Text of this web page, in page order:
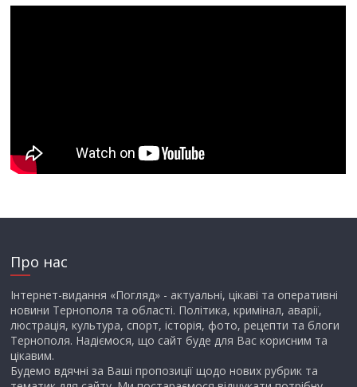
Про нас
Інтернет-видання «Погляд» - актуальні, цікаві та оперативні
новини Тернополя та області. Політика, кримінал, аварії,
люстрація, культура, спорт, історія, фото, рецепти та блоги
Тернополя. Надіємося, що сайт буде для Вас корисним та
цікавим.
Будемо вдячні за Ваші пропозиції щодо нових рубрик та